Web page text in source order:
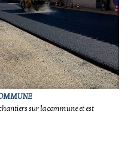
sur la commune et est